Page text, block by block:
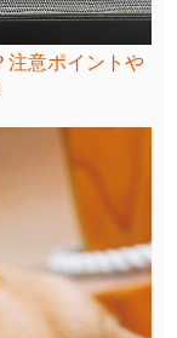
注意ポイントや